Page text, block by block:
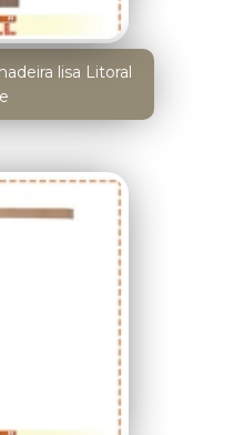
lisa Litoral